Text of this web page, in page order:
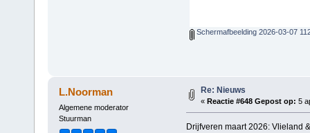
Schermafbeelding 2026-03-07
L.Noorman
Algemene moderator
Stuurman
Re: Nieuws
« Reactie #648 Gepost op: 5
Drijfveren maart 2026: Vlieland